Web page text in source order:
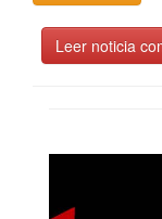
Leer noticia